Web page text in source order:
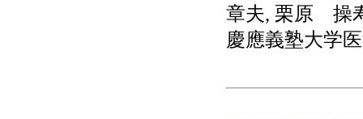
章夫, 栗原 操
慶應義塾大学